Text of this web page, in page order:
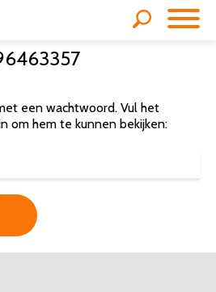
een wachtwoord. Vul het
om hem te kunnen bekijken: